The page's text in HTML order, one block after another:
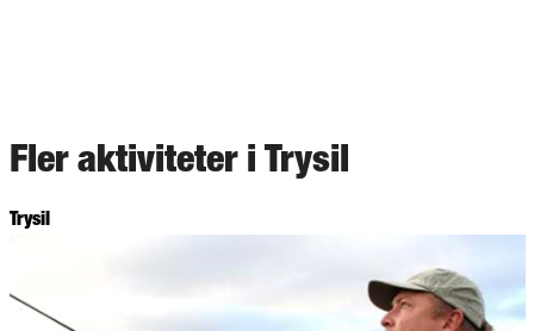
Fler aktiviteter i Trysil
Trysil